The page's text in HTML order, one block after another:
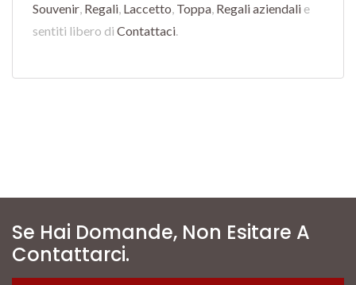
Souvenir, Regali, Laccetto, Toppa, Regali aziendali e
sentiti libero di Contattaci.
Se Hai Domande, Non Esitare A
Contattarci.